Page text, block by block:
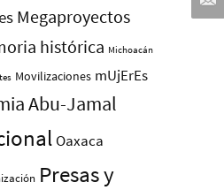
Megaproyectos
histórica Michoacán
Movilizaciones mUjErEs
Abu-Jamal
Oaxaca
Presas y